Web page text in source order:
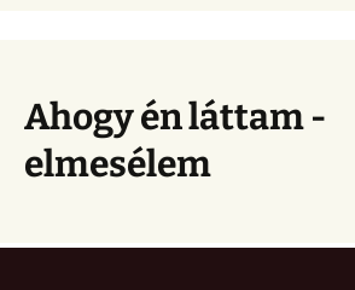
Ahogy én láttam -
elmesélem